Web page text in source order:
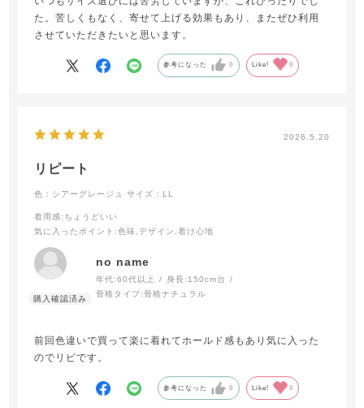
た。苦しくもなく、寄せて上げる効果もあり、またぜひ利用
させていただきたいと思います。
参考になった 0 Like! 0
2026.5.20
リピート
色：シアーグレージュ サイズ：LL
着用感:ちょうどいい
気に入ったポイント :色味,デザイン,着け心地
no name
年代:60代以上 身長: 150cm台
骨格タイプ:骨格ナチュラル
前回色違いで買って楽に着れてホールド感もあり気に入った
のでリピです。
参考になった 0 Like! 0